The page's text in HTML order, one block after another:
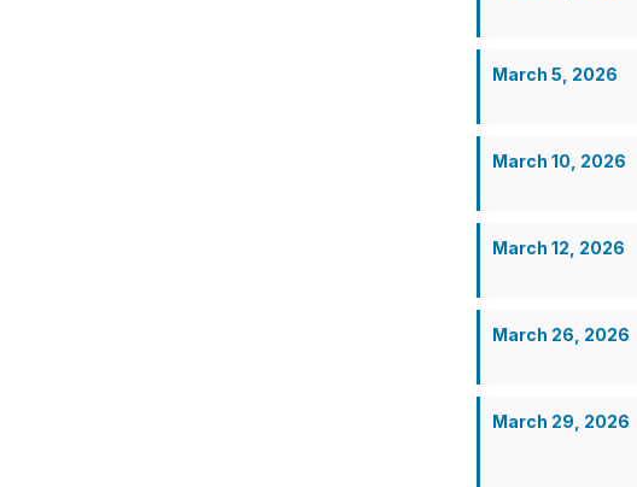
March 5, 2026
March 10, 2026
March 12, 2026
March 26, 2026
March 29, 2026